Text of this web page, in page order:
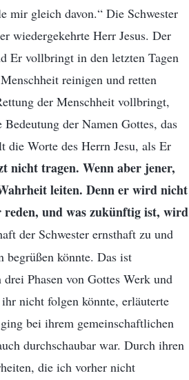
mir gleich davon.“ Die Schwester
wiedergekehrte Herr Jesus. Der
Er vollbringt in den letzten Tagen
reinigen und retten
der Menschheit vollbringt,
der Namen Gottes, das
Worte des Herrn Jesu, als Er
nicht tragen. Wenn aber jener,
leiten. Denn er wird nicht
reden, und was zukünftig ist, wird
der Schwester ernsthaft zu und
begrüßen könnte. Das ist
Phasen von Gottes Werk und
nicht folgen könnte, erläuterte
bei ihrem gemeinschaftlichen
durchschaubar war. Durch ihren
die ich vorher nicht